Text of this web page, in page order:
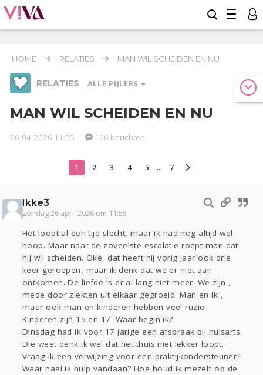
HOME RELATIES MAN WIL SCHEIDEN EN NU
RELATIES ALLE PIJLERS
Werk & Studie Geld & Recht
Seks Gezondheid
Coronavirus
Overig
Actueel Oekraïne
Zwanger
Psyche Thuis
Klussen
Sport
Contact Viva zoekt
Aangeboden
Gevraagd
Horen Doen
Lezen
MAN WIL SCHEIDEN EN NU
26-04-2026 11:55 166 berichten
1 2 3 4 5 ... 7
Ikke3
zondag 26 april 2026 om 11:55
Het loopt al een tijd slecht, maar ik had nog altijd wel
hoop. Maar naar de zoveelste escalatie roept man dat
hij wil scheiden. Oké, dat heeft hij vorig jaar ook drie
keer geroepen, maar ik denk dat we er niet aan
ontkomen. De liefde is er al lang niet meer. We zijn ,
mede door ziekten uit elkaar gegroeid. Man en ik ,
maar ook man en kinderen hebben veel ruzie.
Kinderen zijn 15 en 17. Waar begin ik?
Dinsdag had ik voor 17 jarige een afspraak bij huisarts.
Die weet denk ik wel dat het thuis niet lekker loopt.
Vraag ik een verwijzing voor een praktijkondersteuner?
Waar haal ik hulp vandaan? Hoe houd ik mezelf op de